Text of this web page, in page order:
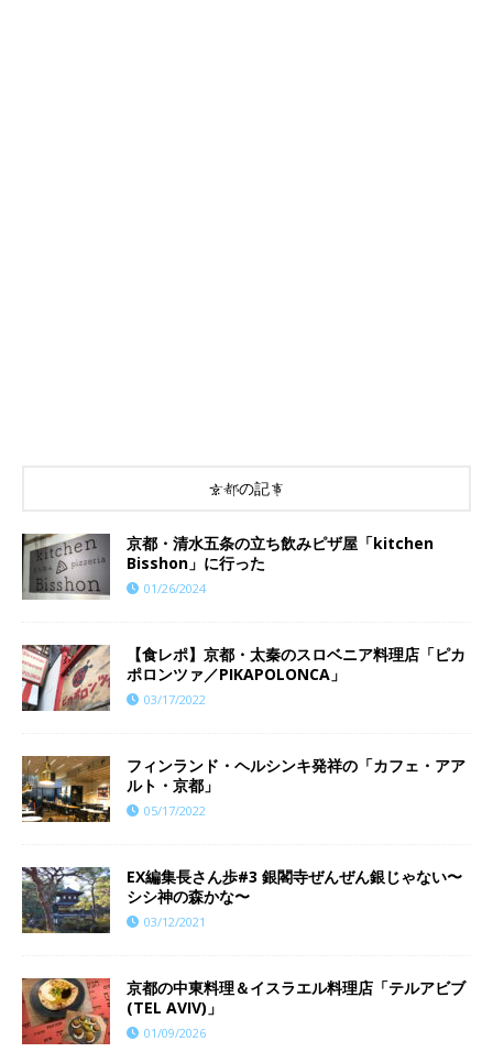
京都の記事
京都・清水五条の立ち飲みピザ屋「kitchen
Bisshon」に行った
01/26/2024
【食レポ】京都・太秦のスロベニア料理店「ピカ
ポロンツァ／PIKAPOLONCA」
03/17/2022
フィンランド・ヘルシンキ発祥の「カフェ・アア
ルト・京都」
05/17/2022
EX編集長さん歩#3 銀閣寺ぜんぜん銀じゃない〜
シシ神の森かな〜
03/12/2021
京都の中東料理＆イスラエル料理店「テルアビブ
(TEL AVIV)」
01/09/2026